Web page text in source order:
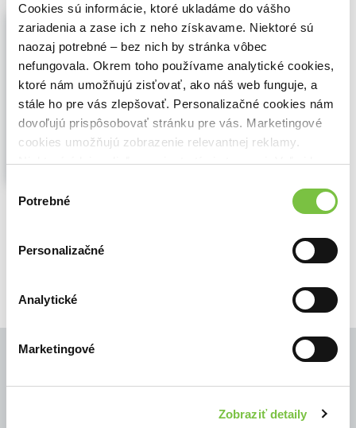
Cookies sú informácie, ktoré ukladáme do vášho
zariadenia a zase ich z neho získavame. Niektoré sú
naozaj potrebné – bez nich by stránka vôbec
nefungovala. Okrem toho používame analytické cookies,
ktoré nám umožňujú zisťovať, ako náš web funguje, a
stále ho pre vás zlepšovať. Personalizačné cookies nám
dovoľujú prispôsobovať stránku pre vás. Marketingové
cookies umožňujú zobrazenie relevantnej reklamy.
Niektoré údaje zdieľame aj s tretími stranami. Veľmi by
cookies.
súhlasu
Potrebné
Personalizačné
Analytické
Marketingové
Zobraziť detaily
Moje africká odysea (e-kniha)
Tomáš Blažek ,Epocha(2023)
Kniha je autentickým svědectvím člověka,
který v devadesátých letech 20. století
prožil v polní uniformě devět měsíců na
africkém kontinentu v zemi, kam noha
našince málokdy vkročí a která byla
dlouhou dobu sužována...Zobraziť viac
© Všetky práva vyhradené